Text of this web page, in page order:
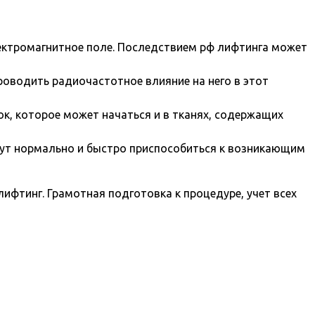
поле. Последствием рф лифтинга может
радиочастотное влияние на него в этот
которое может начаться и в тканях, содержащих
нормально и быстро приспособиться к возникающим
Грамотная подготовка к процедуре, учет всех